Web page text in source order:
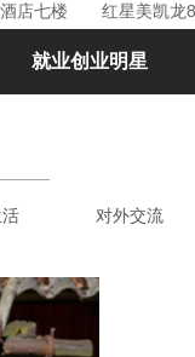
店七楼
红星美凯龙
就业创业明星
对外交流